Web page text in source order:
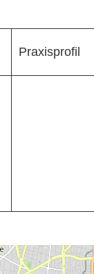
Praxisprofil